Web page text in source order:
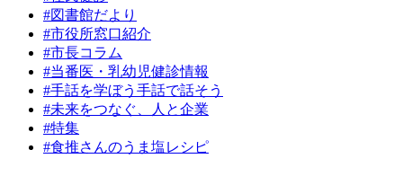
#図書館だより
#市役所窓口紹介
#市長コラム
#当番医・乳幼児健診情報
#手話を学ぼう手話で話そう
#未来をつなぐ、人と企業
#特集
#食推さんのうま塩レシピ